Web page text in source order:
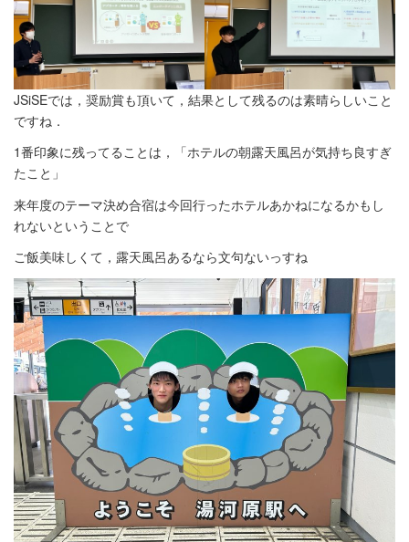
JSiSEでは，奨励賞も頂いて，結果として残るのは素晴らしいこと
ですね．
1番印象に残ってることは，「ホテルの朝露天風呂が気持ち良すぎ
たこと」
来年度のテーマ決め合宿は今回行ったホテルあかねになるかもし
れないということで
ご飯美味しくて，露天風呂あるなら文句ないっすね